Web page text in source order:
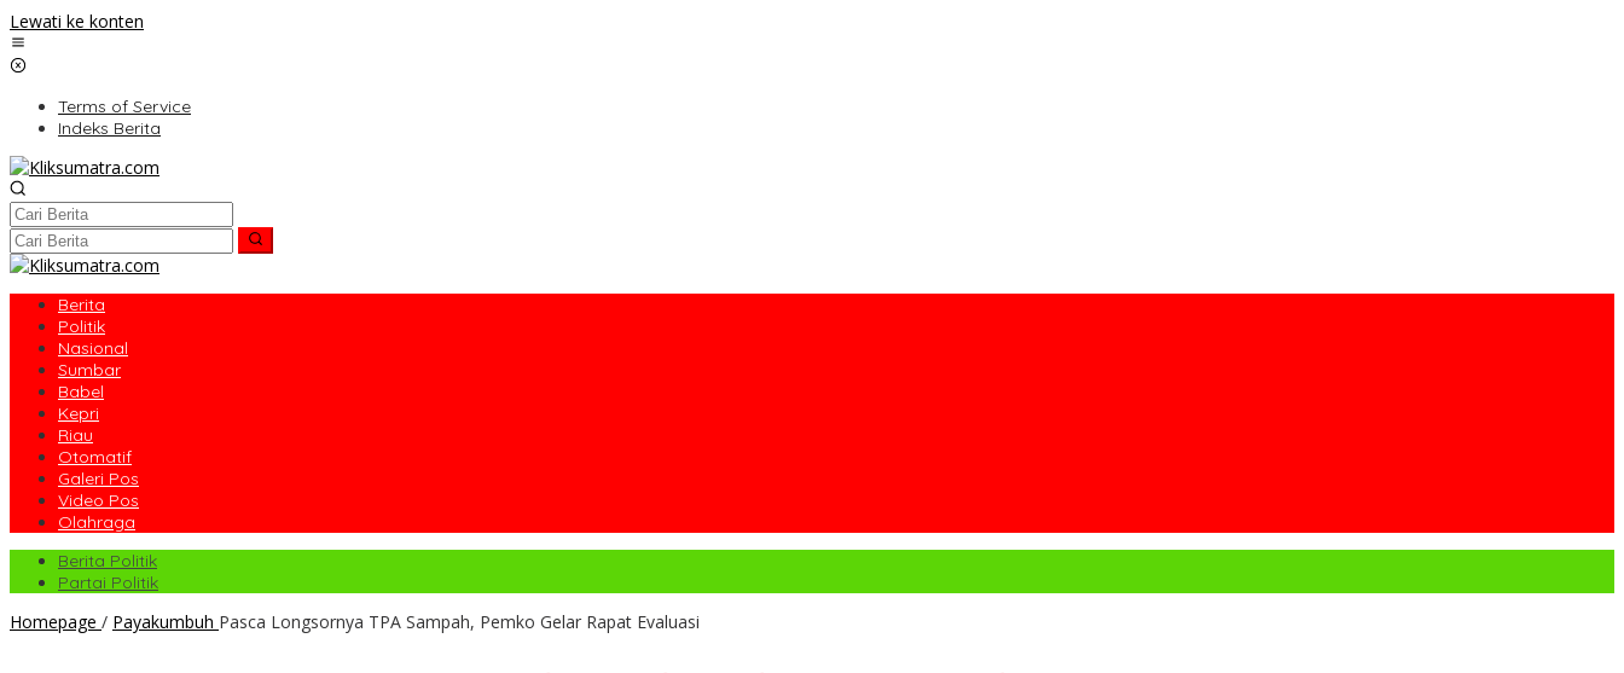
Lewati ke konten
Terms of Service
Indeks Berita
Berita
Politik
Nasional
Sumbar
Babel
Kepri
Riau
Otomatif
Galeri Pos
Video Pos
Olahraga
Berita Politik
Partai Politik
Homepage / Payakumbuh Pasca Longsornya TPA Sampah, Pemko Gelar Rapat Evaluasi